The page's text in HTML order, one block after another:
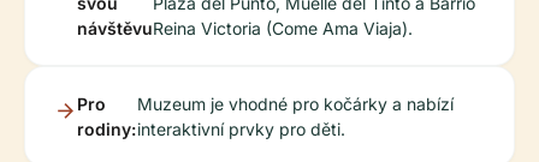
návštěvuReina Victoria (Come Ama Viaja).
Pro
rodiny:
Muzeum je vhodné pro kočárky a nabízí
interaktivní prvky pro děti.